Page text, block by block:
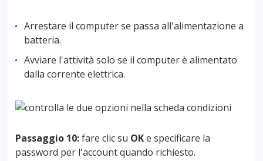
Arrestare il computer se passa all'alimentazione a
batteria.
Avviare l'attività solo se il computer è alimentato
dalla corrente elettrica.
Passaggio 10:fare clic su OKe specificare la
password per l'account quando richiesto.